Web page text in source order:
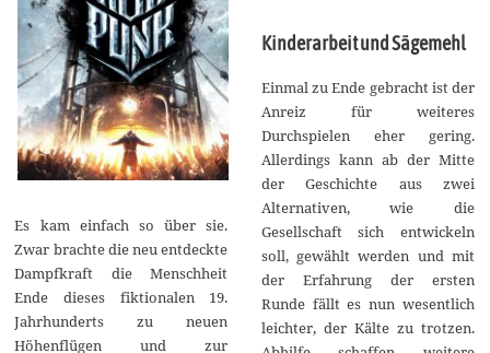
Es kam einfach so über sie.
Zwar brachte die neu entdeckte
Dampfkraft die Menschheit
Ende dieses fiktionalen 19.
Jahrhunderts zu neuen
Höhenflügen und zur
Kinderarbeit und Sägemehl
Einmal zu Ende gebracht ist der
Anreiz für weiteres
Durchspielen eher gering.
Allerdings kann ab der Mitte
der Geschichte aus zwei
Alternativen, wie die
Gesellschaft sich entwickeln
soll, gewählt werden und mit
der Erfahrung der ersten
Runde fällt es nun wesentlich
leichter, der Kälte zu trotzen.